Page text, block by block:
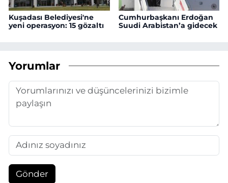
Kuşadası Belediyesi'ne
yeni operasyon: 15 gözaltı
Cumhurbaşkanı Erdoğan
Suudi Arabistan’a gidecek
Yorumlar
Gönder